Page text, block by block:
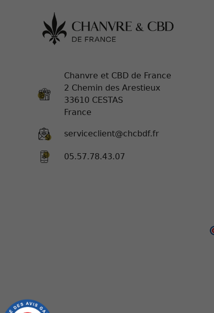
Chanvre et CBD de France
2 Chemin des Arestieux
33610 CESTAS
France
serviceclient@chcbdf.fr
05.57.78.43.07